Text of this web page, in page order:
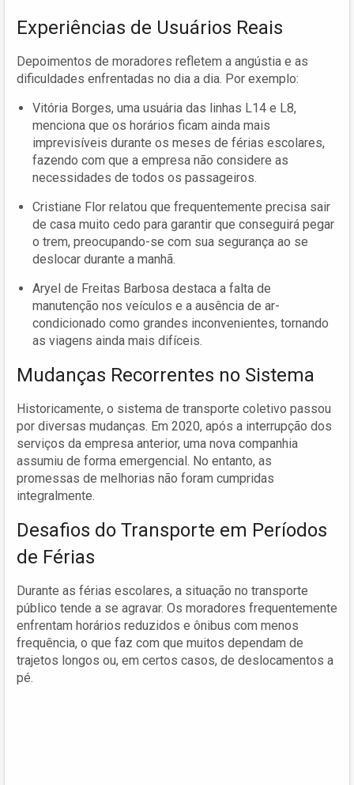
Experiências de Usuários Reais
Depoimentos de moradores refletem a angústia e as
dificuldades enfrentadas no dia a dia. Por exemplo:
Vitória Borges, uma usuária das linhas L14 e L8,
menciona que os horários ficam ainda mais
imprevisíveis durante os meses de férias escolares,
fazendo com que a empresa não considere as
necessidades de todos os passageiros.
Cristiane Flor relatou que frequentemente precisa sair
de casa muito cedo para garantir que conseguirá pegar
o trem, preocupando-se com sua segurança ao se
deslocar durante a manhã.
Aryel de Freitas Barbosa destaca a falta de
manutenção nos veículos e a ausência de ar-
condicionado como grandes inconvenientes, tornando
as viagens ainda mais difíceis.
Mudanças Recorrentes no Sistema
Historicamente, o sistema de transporte coletivo passou
por diversas mudanças. Em 2020, após a interrupção dos
serviços da empresa anterior, uma nova companhia
assumiu de forma emergencial. No entanto, as
promessas de melhorias não foram cumpridas
integralmente.
Desafios do Transporte em Períodos
de Férias
Durante as férias escolares, a situação no transporte
público tende a se agravar. Os moradores frequentemente
enfrentam horários reduzidos e ônibus com menos
frequência, o que faz com que muitos dependam de
trajetos longos ou, em certos casos, de deslocamentos a
pé.